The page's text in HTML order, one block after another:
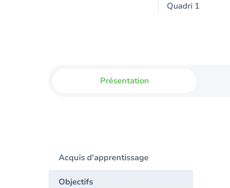
Quadri 1
Présentation
Acquis d'apprentissage
Objectifs